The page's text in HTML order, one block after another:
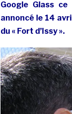
Google Glass
annoncé le 14
du « Fort d’Issy ».